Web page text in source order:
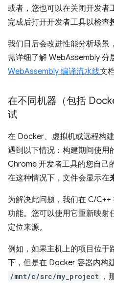
或者，您也可以在关闭开发者
完成后打开开发者工具以检查
我们日后会改进性能分析场景
需详细了解 WebAssembly 分
WebAssembly 编译流水线文档
在不同机器（包括
试
在 Docker、虚拟机或远程构
遇到以下情况：构建期间使用
Chrome 开发者工具的您自己
在这种情况下，文件会显示在
为解决此问题，我们在 C/
功能。您可以使用它重新映射
定位来源。
例如，如果主机上的项目位于
下，但是在 Docker 容器内构
/mnt/c/src/my_project ，